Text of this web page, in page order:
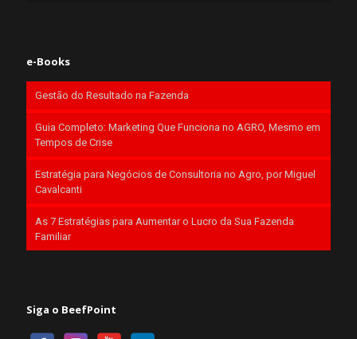
e-Books
Gestão do Resultado na Fazenda
Guia Completo: Marketing Que Funciona no AGRO, Mesmo em
Tempos de Crise
Estratégia para Negócios de Consultoria no Agro, por Miguel
Cavalcanti
As 7 Estratégias para Aumentar o Lucro da Sua Fazenda
Familiar
Siga o BeefPoint